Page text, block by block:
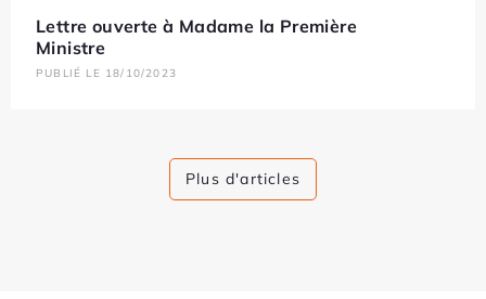
Lettre ouverte à Madame la Première
Ministre
PUBLIÉ LE 18/10/2023
Plus d'articles